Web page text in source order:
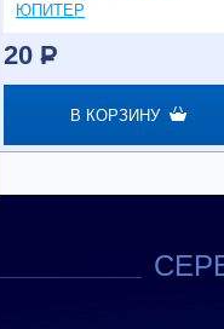
ЮПИТЕР
20 P
В КОРЗИНУ